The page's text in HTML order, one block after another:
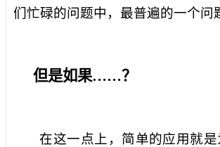
们忙碌的问题中，最普遍的一个问
但是如果……？
在这一点上，简单的应用就是